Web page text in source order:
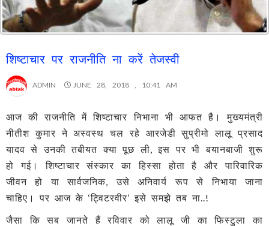
शिष्टाचार पर राजनीति ना करें तेजस्वी
ADMIN JUNE 28, 2018 , 10:41 AM
आज की राजनीति में शिष्टाचार निभाना भी आफत है। मुख्यमंत्री
नीतीश कुमार ने अस्वस्थ चल रहे आरजेडी सुप्रीमो लालू प्रसाद
यादव से उनकी तबीयत क्या पूछ ली, इस पर भी बयानबाजी शुरू
हो गई। शिष्टाचार संस्कार का हिस्सा होता है और पारिवारिक
जीवन हो या सार्वजनिक, उसे अनिवार्य रूप से निभाया जाना
चाहिए। पर आज के ‘ट्विटरवीर’ इसे समझे तब ना..!
जैसा कि सब जानते हैं रविवार को लालू जी का फिस्टुला का